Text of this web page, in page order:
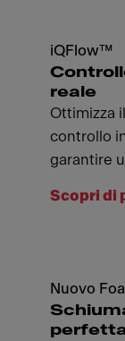
iQFlow™
reale
Ottimizza
controllo
garantire
Scopri di
Nuovo